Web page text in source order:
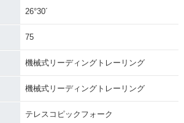
26°30´
75
機械式リーディングトレーリング
機械式リーディングトレーリング
テレスコピックフォーク